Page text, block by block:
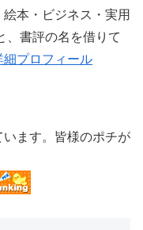
本・ビジネス・実用
、書評の名を借りて
細プロフィール
ます。皆様のポチが